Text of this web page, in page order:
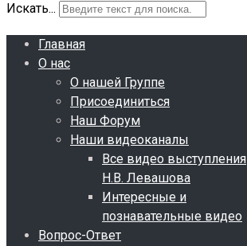
Искать...
Главная
О нас
О нашей Группе
Присоединиться
Наш Форум
Наши видеоканалы
Все видео выступления
Н.В. Левашова
Интересные и
познавательные видео
Вопрос-Ответ